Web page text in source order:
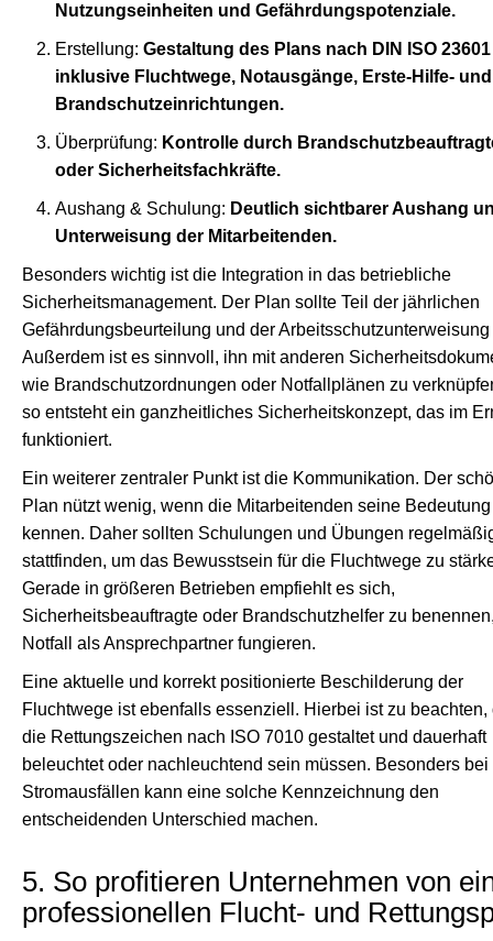
Nutzungseinheiten und Gefährdungspotenziale.
Erstellung: Gestaltung des Plans nach DIN ISO 23601
inklusive Fluchtwege, Notausgänge, Erste-Hilfe- und
Brandschutzeinrichtungen.
Überprüfung: Kontrolle durch
oder Sicherheitsfachkräfte.
Aushang & Schulung: Deutlich sichtbarer Aushang
Unterweisung der Mitarbeitenden.
Besonders wichtig ist die Integration in das betriebliche
Sicherheitsmanagement. Der Plan sollte Teil der jährlichen
Gefährdungsbeurteilung und der
Außerdem ist es sinnvoll, ihn mit anderen
wie Brandschutzordnungen oder Notfallplänen zu
so entsteht ein ganzheitliches Sicherheitskonzept, das im
funktioniert.
Ein weiterer zentraler Punkt ist die Kommunikation. Der
Plan nützt wenig, wenn die Mitarbeitenden seine
kennen. Daher sollten Schulungen und Übungen
stattfinden, um das Bewusstsein für die Fluchtwege zu
Gerade in größeren Betrieben empfiehlt es sich,
Sicherheitsbeauftragte oder Brandschutzhelfer zu
Notfall als Ansprechpartner fungieren.
Eine aktuelle und korrekt positionierte Beschilderung der
Fluchtwege ist ebenfalls essenziell. Hierbei ist zu beachten,
die Rettungszeichen nach ISO 7010 gestaltet und dauerhaft
beleuchtet oder nachleuchtend sein müssen. Besonders bei
Stromausfällen kann eine solche Kennzeichnung den
entscheidenden Unterschied machen.
5. So profitieren Unternehmen von
professionellen Flucht- und